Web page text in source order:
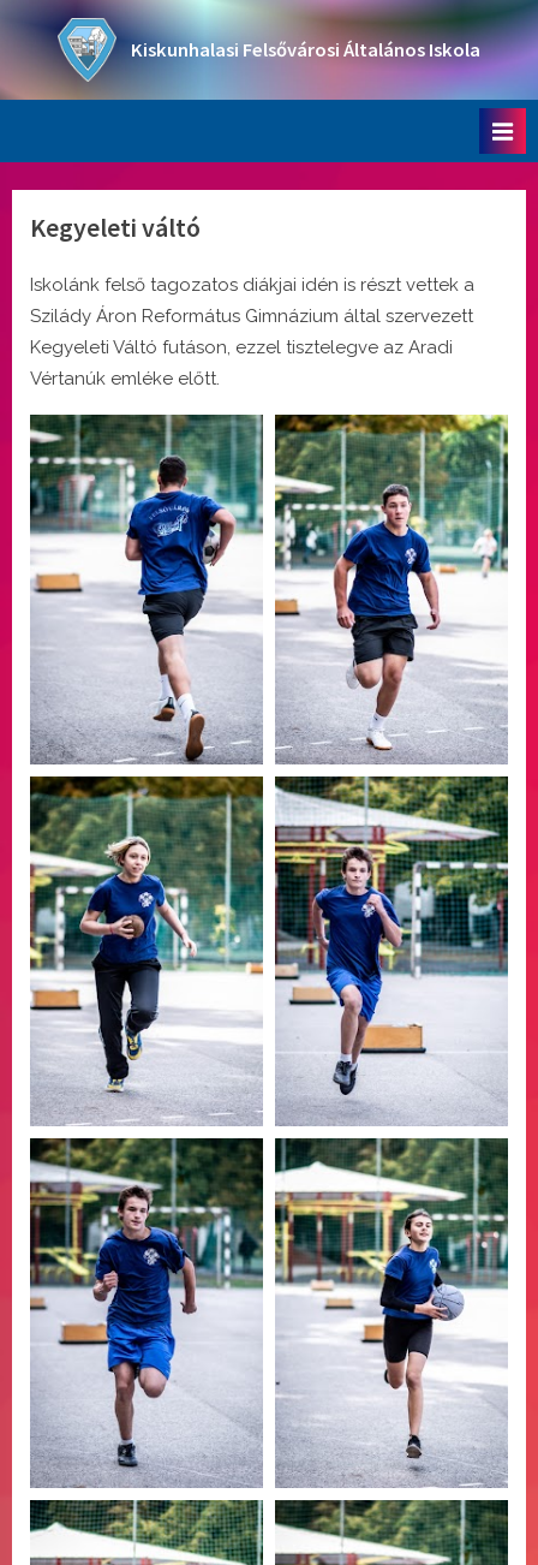
content
Kiskunhalasi Felsővárosi Általános Iskola
Kegyeleti váltó
Iskolánk felső tagozatos diákjai idén is részt vettek a
Szilády Áron Református Gimnázium által szervezett
Kegyeleti Váltó futáson, ezzel tisztelegve az Aradi
Vértanúk emléke előtt.